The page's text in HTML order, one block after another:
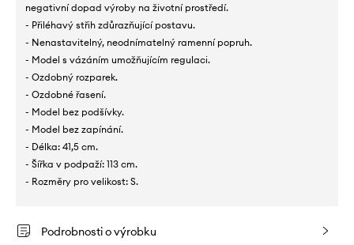
negativní dopad výroby na životní prostředí.
- Přiléhavý střih zdůrazňující postavu.
- Nenastavitelný, neodnímatelný ramenní popruh.
- Model s vázáním umožňujícím regulaci.
- Ozdobný rozparek.
- Ozdobné řasení.
- Model bez podšívky.
- Model bez zapínání.
- Délka: 41,5 cm.
- Šířka v podpaží: 113 cm.
- Rozměry pro velikost: S.
Podrobnosti o výrobku